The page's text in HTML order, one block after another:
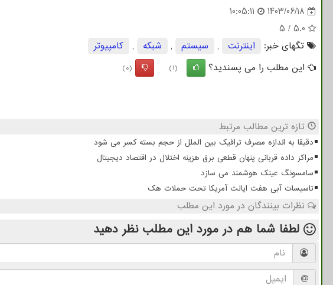
1403/06/18
10:05:11
5.0
/
5
تگهای خبر:
اینترنت , سیستم , شبكه ,
كامپیوتر
این مطلب را می پسندید؟
(1)
(0)
تازه ترین مطالب مرتبط
دقیقا به اندازه مصرف ترافیک بین الملل از حجم بسته کسر می شود
مراکز داده قربانی پنهان قطعی برق هزینه اختلال در اقتصاد دیجیتال
سامسونگ عینک هوشمند می سازد
تاسیسات آبی هفت ایالت آمریکا تحت حملات هک
نظرات بینندگان در مورد این مطلب
لطفا شما هم در مورد این مطلب نظر دهید